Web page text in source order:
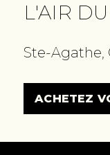
L'AIR
Ste-Agathe,
ACHETEZ